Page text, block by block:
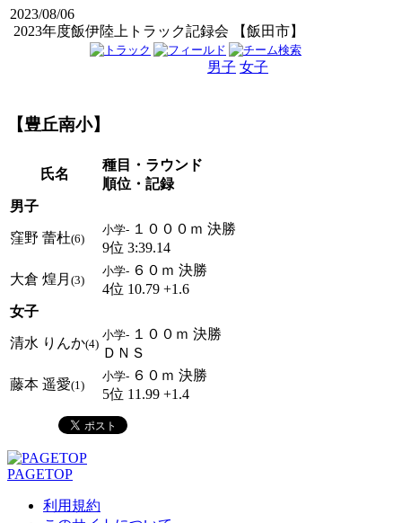
2023/08/06
2023年度飯伊陸上トラック記録会 【飯田市】
男子 女子
【豊丘南小】
氏名
種目・ラウンド
順位・記録
男子
窪野 蕾杜(6)
小学- １０００ｍ 決勝
9位 3:39.14
大倉 煌月 (3)
小学- ６０ｍ 決勝
4位 10.79 +1.6
女子
清水 りんか(4)
小学- １００ｍ 決勝
ＤＮＳ
藤本 遥愛(1)
小学- ６０ｍ 決勝
5位 11.99 +1.4
PAGETOP
利用規約